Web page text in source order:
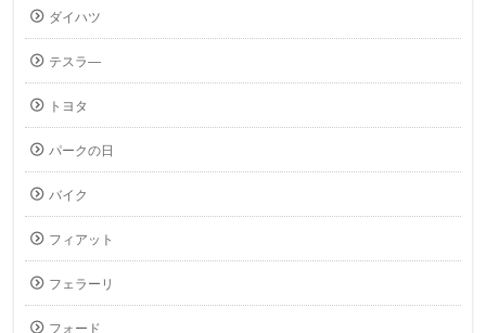
ダイハツ
テスラ―
トヨタ
パークの日
バイク
フィアット
フェラーリ
フォード